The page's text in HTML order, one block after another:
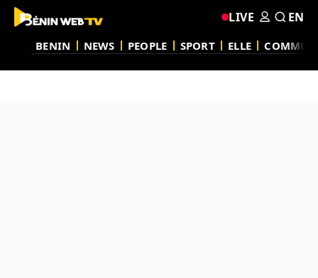
BENIN NEWS PEOPLE SPORT ELLE
LIVE EN